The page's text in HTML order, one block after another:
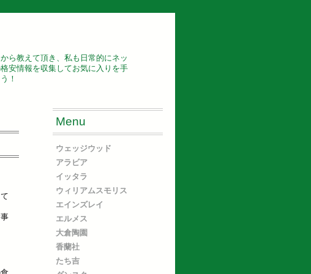
ら教えて頂き、私も日常的にネッ
安情報を収集してお気に入りを手
！
Menu
ウェッジウッド
アラビア
イッタラ
ウィリアムスモリス
エインズレイ
エルメス
大倉陶園
香蘭社
たち吉